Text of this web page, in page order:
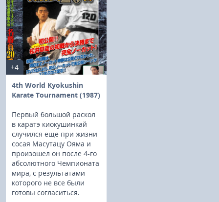
+4
4th World Kyokushin
Karate Tournament (1987)
Первый большой раскол
в каратэ киокушинкай
случился еще при жизни
сосая Масутацу Ояма и
произошел он после 4-го
абсолютного Чемпионата
мира, с результатами
которого не все были
готовы согласиться.
Кекусин-кан
Кикбоксинг и K-1
Бокс
UFC и MMA